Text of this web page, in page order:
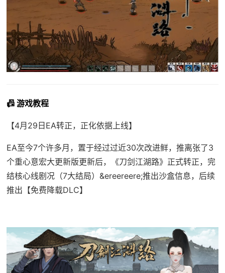
📠 游戏教程
【4月29日EA转正，正化依据上线】
EA至今7个许多月，置于经过过近30次改进鲜，推离张了3
个重心意宏大更新版更新后，《刀剑江湖路》正式转正，完
结核心线剧况（7大结局）&ereereere;推出沙盒信息，后续
推出【免费降载DLC】